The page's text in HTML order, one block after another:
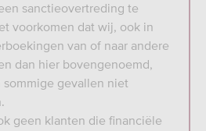
sanctieovertreding te
voorkomen dat wij, ook in
van of naar andere
dan hier bovengenoemd,
gevallen niet
geen klanten die financiële